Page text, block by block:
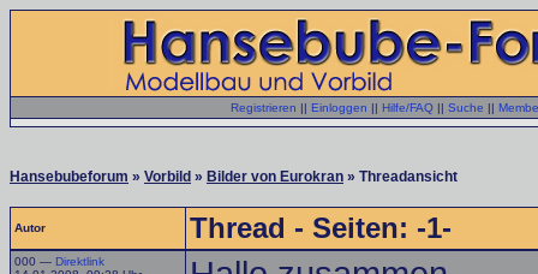
Registrieren || Einloggen || Hilfe/FAQ || Suche ||
Hansebubeforum » Vorbild » Bilder von Eurokran » Threadansicht
Autor Thread - Seiten: -1-
000 — Direktlink